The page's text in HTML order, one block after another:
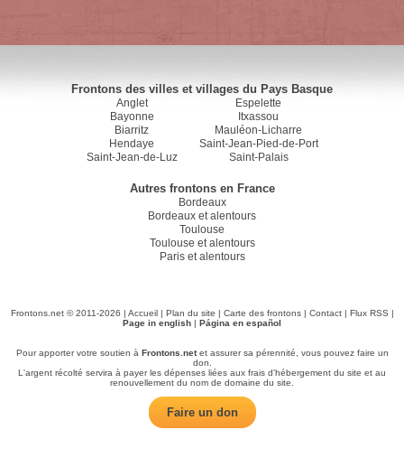
Frontons des villes et villages du Pays Basque
Anglet
Bayonne
Biarritz
Hendaye
Saint-Jean-de-Luz
Espelette
Itxassou
Mauléon-Licharre
Saint-Jean-Pied-de-Port
Saint-Palais
Autres frontons en France
Bordeaux
Bordeaux et alentours
Toulouse
Toulouse et alentours
Paris et alentours
Frontons.net © 2011-2026 | Accueil| Plan du site | Carte des frontons| Contact| Flux RSS |
Page in english | Página en español
Pour apporter votre soutien à Frontons.netet assurer sa pérennité, vous pouvez faire un
don.
L'argent récolté servira à payer les dépenses liées aux frais d'hébergement du site et au
renouvellement du nom de domaine du site.
Faire un don